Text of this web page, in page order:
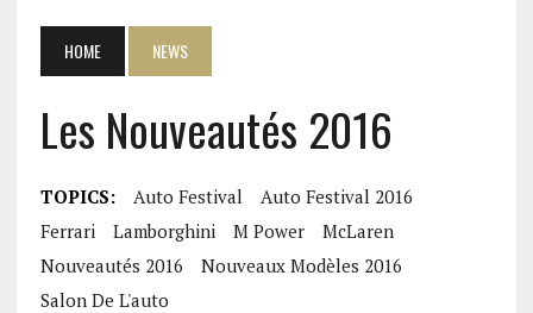
HOME NEWS
Les Nouveautés 2016
TOPICS: Auto Festival
Auto Festival 2016
Ferrari
Lamborghini M Power
McLaren
Nouveautés 2016
Nouveaux Modèles 2016
Salon De L'auto